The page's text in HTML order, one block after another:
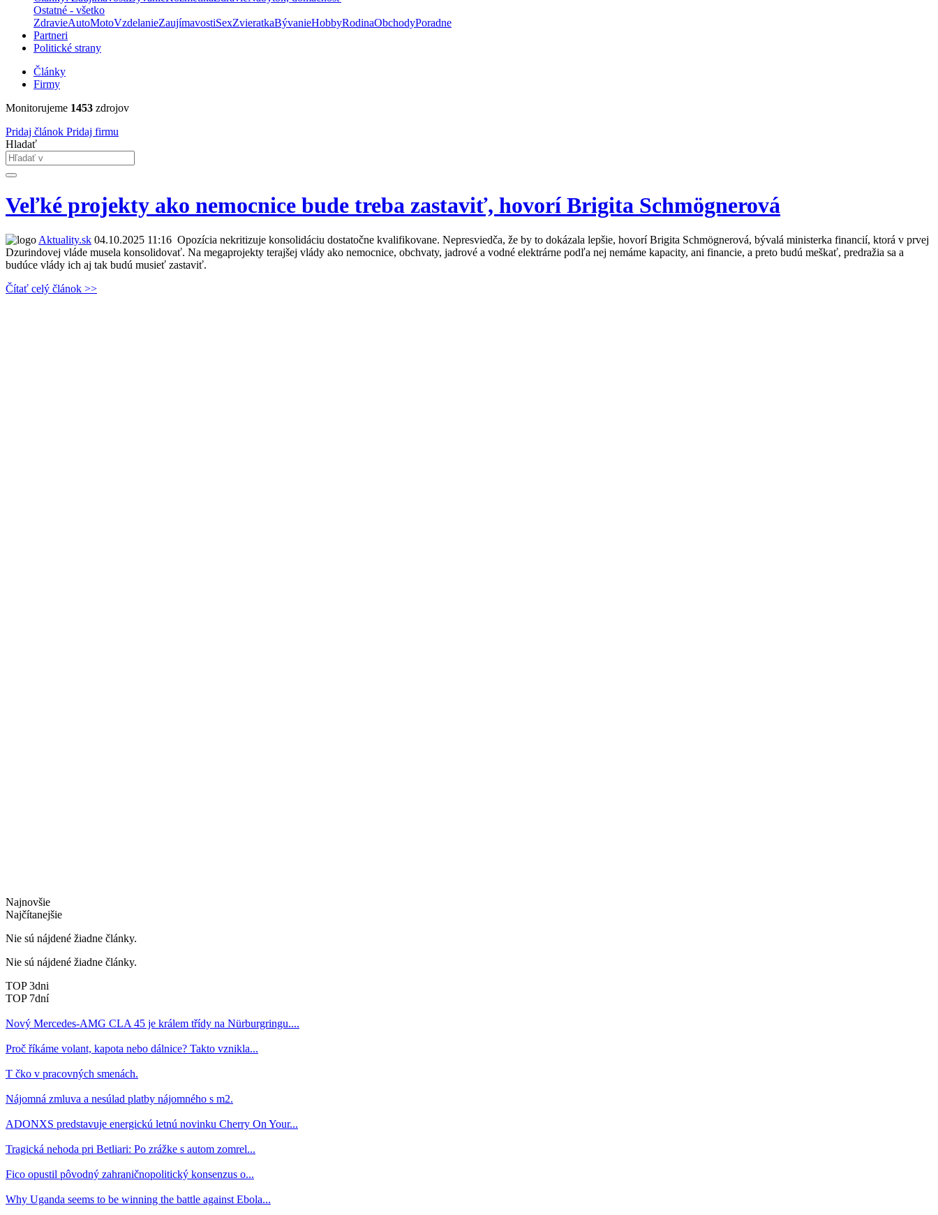
Ostatné - všetko
ZdravieAutoMotoVzdelanieZaujímavostiSexZvieratkaBývanieHobbyRodinaObchodyPoradne
Partneri
Politické strany
Články
Firmy
Monitorujeme 1453 zdrojov
Pridaj článok Pridaj firmu
Hladať
Veľké projekty ako nemocnice bude treba zastaviť, hovorí Brigita Schmögnerová
Aktuality.sk 04.10.2025 11:16 Opozícia nekritizuje konsolidáciu dostatočne kvalifikovane. Nepresviedča, že by to dokázala lepšie, hovorí Brigita Schmögnerová, bývalá ministerka financií, ktorá v prvej
Dzurindovej vláde musela konsolidovať. Na megaprojekty terajšej vlády ako nemocnice, obchvaty, jadrové a vodné elektrárne podľa nej nemáme kapacity, ani financie, a preto budú meškať, predražia sa a
budúce vlády ich aj tak budú musieť zastaviť.
Čítať celý článok >>
Najnovšie
Najčítanejšie
Nie sú nájdené žiadne články.
Nie sú nájdené žiadne články.
TOP 3dni
TOP 7dní
Nový Mercedes-AMG CLA 45 je králem třídy na Nürburgringu....
Proč říkáme volant, kapota nebo dálnice? Takto vznikla...
T čko v pracovných smenách.
Nájomná zmluva a nesúlad platby nájomného s m2.
ADONXS predstavuje energickú letnú novinku Cherry On Your...
Tragická nehoda pri Betliari: Po zrážke s autom zomrel...
Fico opustil pôvodný zahraničnopolitický konsenzus o...
Why Uganda seems to be winning the battle against Ebola...